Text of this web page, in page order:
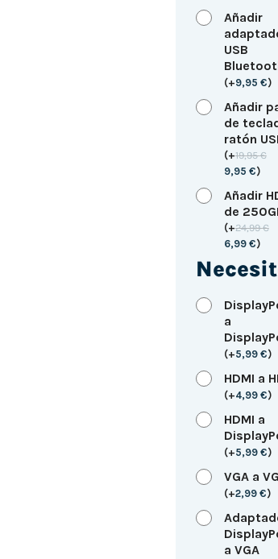
Añadir
USB
(+9,95 €)
Añadir
de
ratón
(+19,95€
9,95 €)
Añadir
de
(+24,99€
6,99 €)
a
(+5,99 €)
HDMI a
(+4,99 €)
HDMI a
(+5,99 €)
VGA a
(+2,99 €)
a VGA